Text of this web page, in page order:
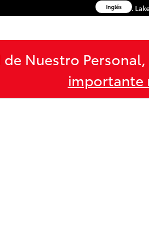
1600 W.
Inglés
de Nuestro
importante